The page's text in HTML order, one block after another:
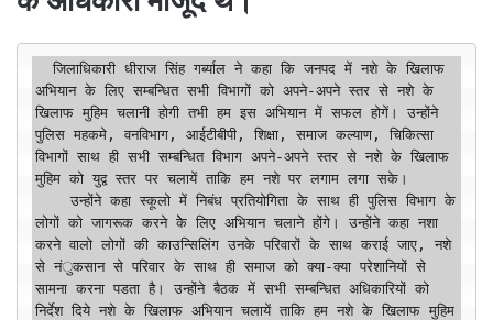
  जिलाधिकारी धीराज सिंह गर्ब्याल ने कहा कि जनपद में नशे के खिलाफ
अभियान के लिए सम्बन्धित सभी विभागों को अपने-अपने स्तर से नशे के
खिलाफ मुहिम चलानी होगी तभी हम इस अभियान में सफल होगें। उन्होंने
पुलिस महकमे, वनविभाग, आईटीबीपी, शिक्षा, समाज कल्याण, चिकित्सा
विभागों साथ ही सभी सम्बन्धित विभाग अपने-अपने स्तर से नशे के खिलाफ
मुहिम को युद्व स्तर पर चलायें ताकि हम नशे पर लगाम लगा सके।
    उन्होंने कहा स्कूलो में निबंध प्रतियोगिता के साथ ही पुलिस विभाग के
लोगों को जागरूक करने केे लिए अभियान चलाने होंगे। उन्होंने कहा नशा
करने वालो लोगों की काउन्सिलिंग उनके परिवारों के साथ कराई जाए, नशे
से नंुकसान से परिवार के साथ ही समाज को क्या-क्या परेशानियों से
सामना करना पडता है। उन्होंने बैठक में सभी सम्बन्धित अधिकारियों को
निर्देश दिये नशे के खिलाफ अभियान चलायें ताकि हम नशे के खिलाफ मुहिम